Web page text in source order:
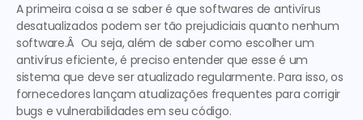
A primeira coisa a se saber é que softwares de antivírus
desatualizados podem ser tão prejudiciais quanto nenhum
software.Â  Ou seja, além de saber como escolher um
antivírus eficiente, é preciso entender que esse é um
sistema que deve ser atualizado regularmente. Para isso, os
fornecedores lançam atualizações frequentes para corrigir
bugs e vulnerabilidades em seu código.